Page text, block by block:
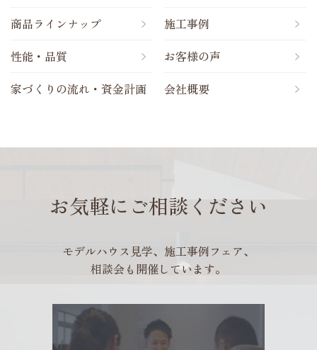
商品ラインナップ
性能・品質
家づくりの流れ・資金計画
施工事例
お客様の声
会社概要
お気軽にご相談ください
モデルハウス見学、施工事例フェア、
相談会も開催しています。